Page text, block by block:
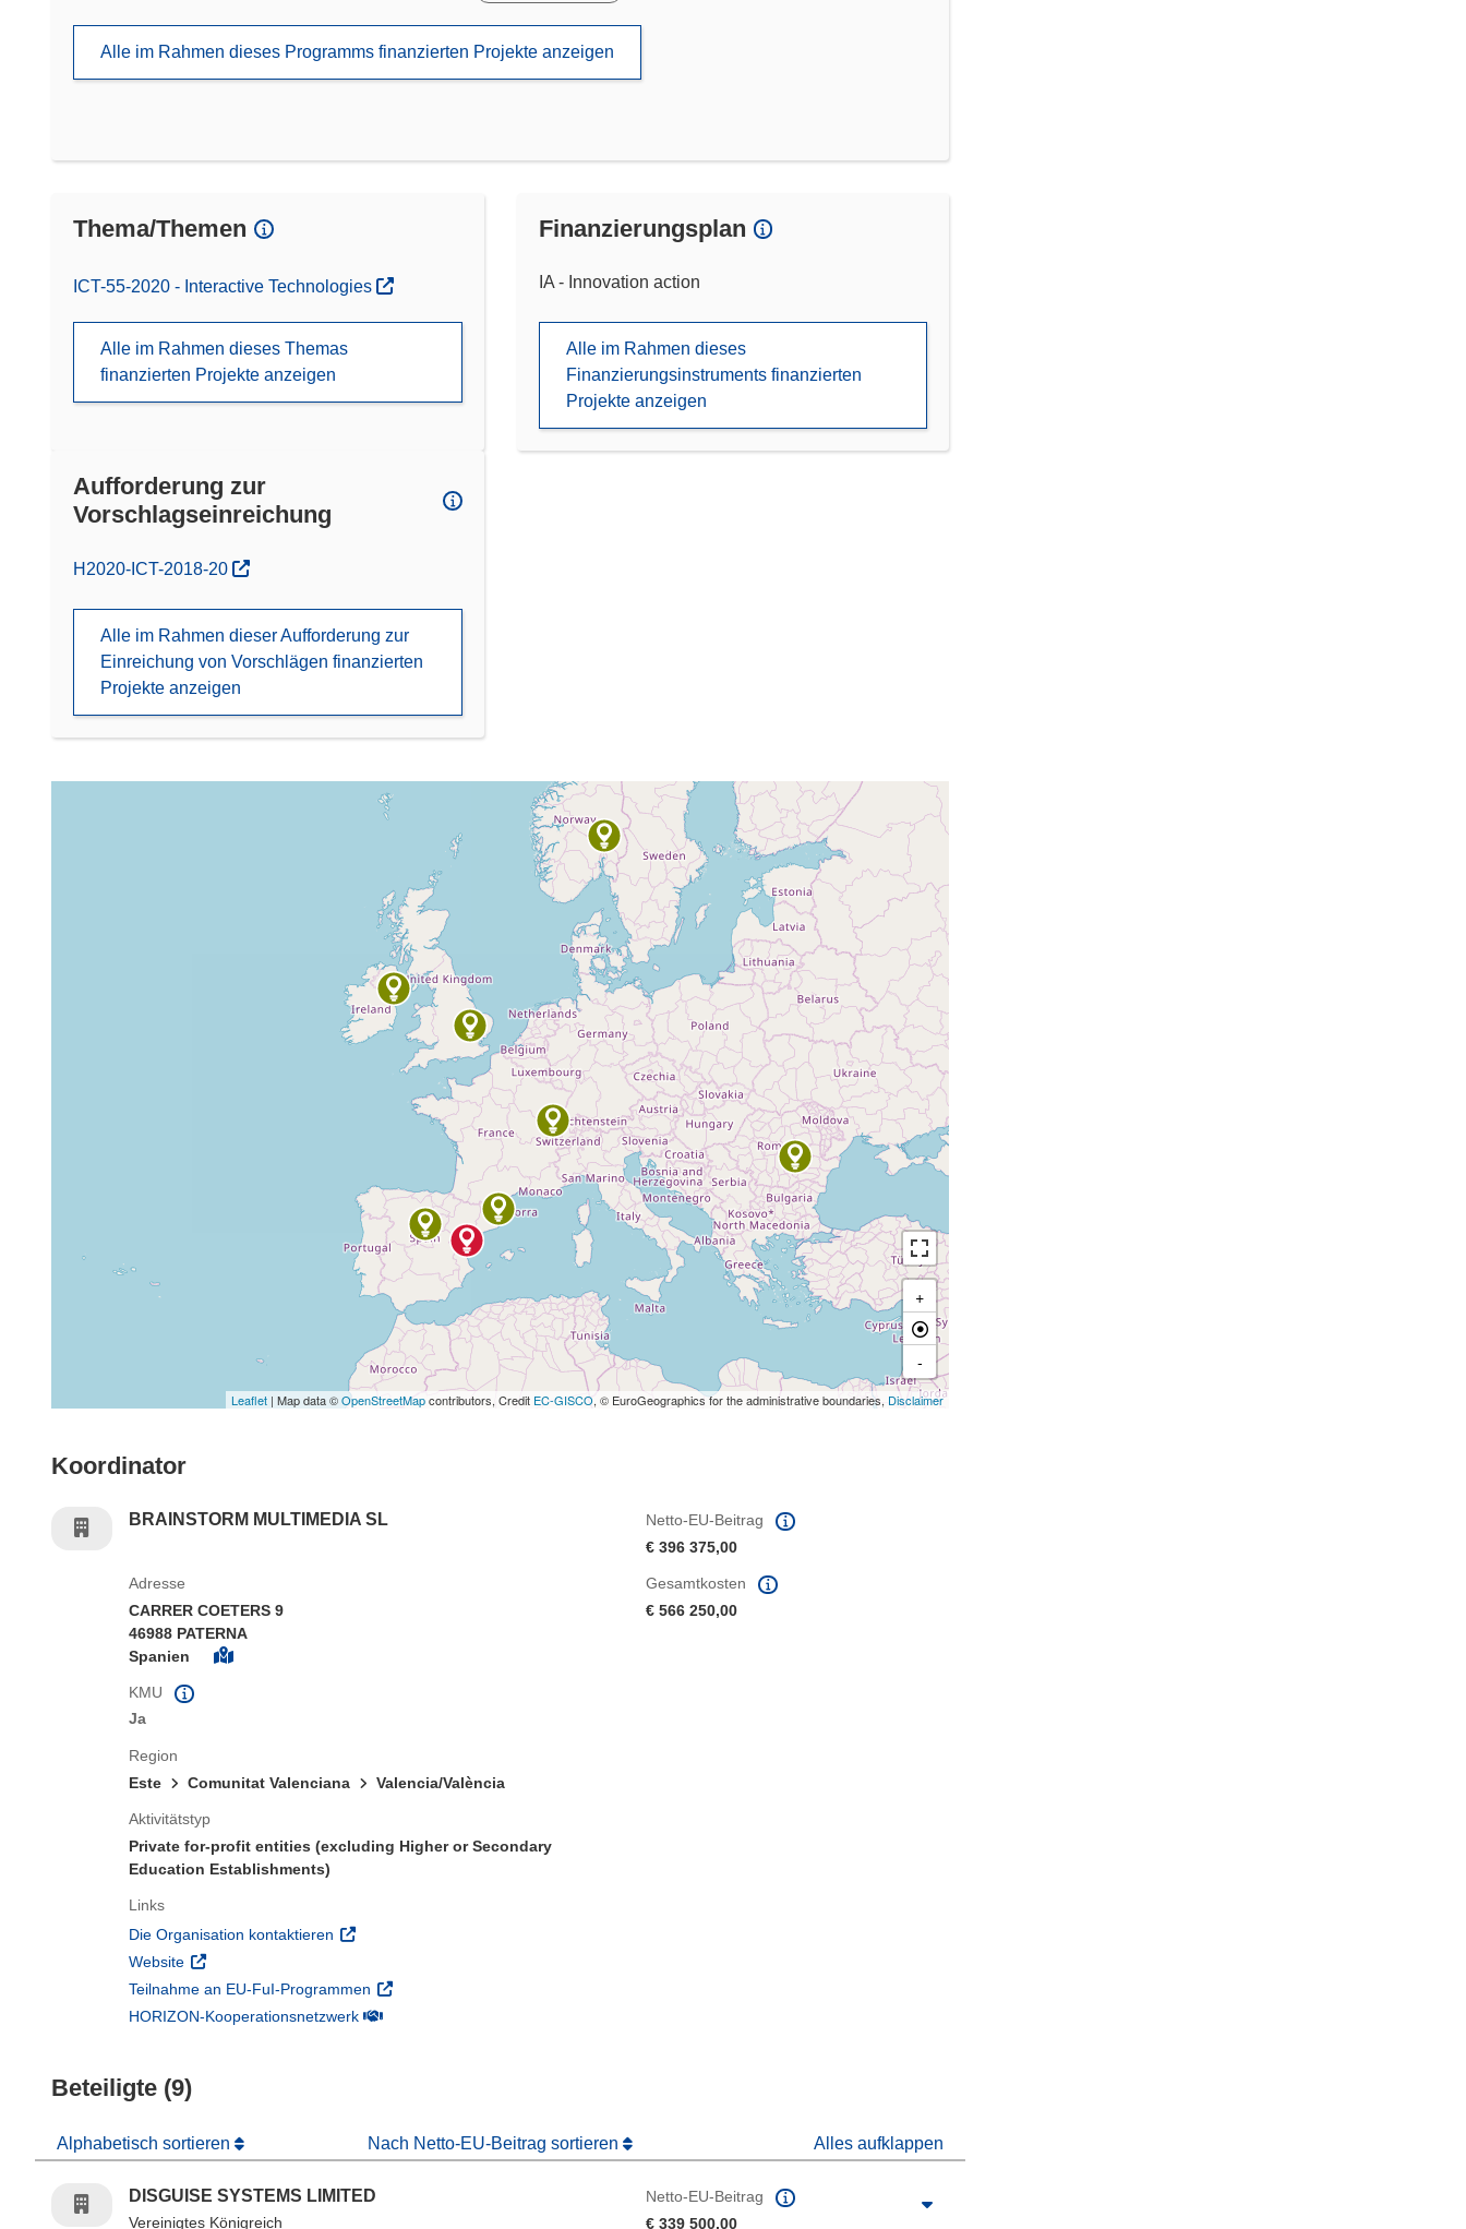
Alle im Rahmen dieses Programms finanzierten Projekte anzeigen
Thema/Themen
ICT-55-2020 - Interactive Technologies
Alle im Rahmen dieses Themas
finanzierten Projekte anzeigen
Finanzierungsplan
IA - Innovation action
Alle im Rahmen dieses
Finanzierungsinstruments finanzierten
Projekte anzeigen
Aufforderung zur
Vorschlagseinreichung
(öffnet in neuem Fenster)
H2020-ICT-2018-20
Alle im Rahmen dieser Aufforderung zur
Einreichung von Vorschlägen finanzierten
Projekte anzeigen
+
-
Leaflet | Map data ©OpenStreetMapcontributors, Credit EC-GISCO, © EuroGeographics for the administrative boundaries, Disclaimer
Koordinator
BRAINSTORM MULTIMEDIA SL
Netto-EU-Beitrag
€ 396 375,00
Adresse
CARRER COETERS 9
46988 PATERNA
Spanien
KMU
Ja
Region
Este
Comunitat Valenciana Valencia/València
Aktivitätstyp
Private for-profit entities (excluding Higher or Secondary
Education Establishments)
Links
Die Organisation kontaktieren (öffnet in neuem Fenster)
Website (öffnet in neuem Fenster)
Teilnahme an EU-FuI-Programmen (öffnet in neuem Fenster)
HORIZON-Kooperationsnetzwerk(öffnet in neuem Fenster)
Gesamtkosten
€ 566 250,00
Beteiligte (9)
Alphabetisch sortieren Nach Netto-EU-Beitrag sortieren Alles aufklappen
DISGUISE SYSTEMS LIMITED
Vereinigtes Königreich
Netto-EU-Beitrag
€ 339 500,00